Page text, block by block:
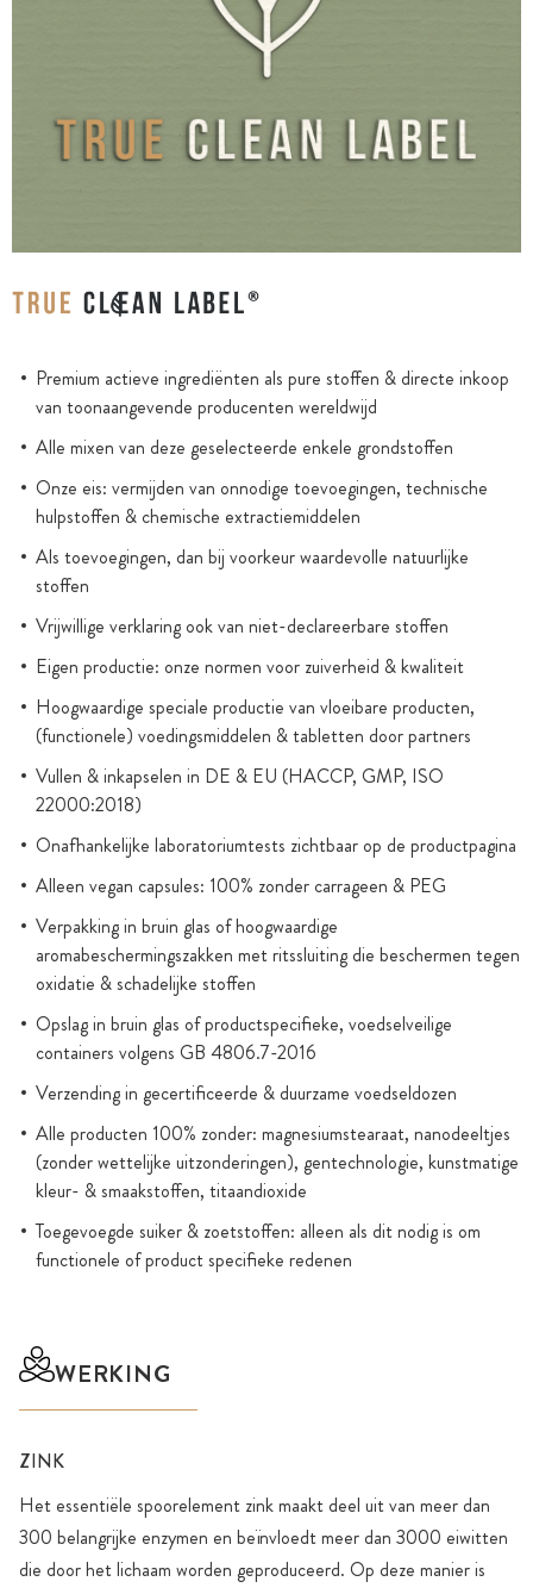
Premium actieve ingrediënten als pure stoffen & directe inkoop
van toonaangevende producenten wereldwijd
Alle mixen van deze geselecteerde enkele grondstoffen
Onze eis: vermijden van onnodige toevoegingen, technische
hulpstoffen & chemische extractiemiddelen
Als toevoegingen, dan bij voorkeur waardevolle natuurlijke
stoffen
Vrijwillige verklaring ook van niet-declareerbare stoffen
Eigen productie: onze normen voor zuiverheid & kwaliteit
Hoogwaardige speciale productie van vloeibare producten,
(functionele) voedingsmiddelen & tabletten door partners
Vullen & inkapselen in DE & EU (HACCP, GMP, ISO
22000:2018)
Onafhankelijke laboratoriumtests zichtbaar op de productpagina
Alleen vegan capsules: 100% zonder carrageen & PEG
Verpakking in bruin glas of hoogwaardige
aromabeschermingszakken met ritssluiting die beschermen tegen
oxidatie & schadelijke stoffen
Opslag in bruin glas of productspecifieke, voedselveilige
containers volgens GB 4806.7-2016
Verzending in gecertificeerde & duurzame voedseldozen
Alle producten 100% zonder: magnesiumstearaat, nanodeeltjes
(zonder wettelijke uitzonderingen), gentechnologie, kunstmatige
kleur- & smaakstoffen, titaandioxide
Toegevoegde suiker & zoetstoffen: alleen als dit nodig is om
functionele of product specifieke redenen
WERKING
ZINK
Het essentiële spoorelement zink maakt deel uit van meer dan
300 belangrijke enzymen en beïnvloedt meer dan 3000 eiwitten
die door het lichaam worden geproduceerd. Op deze manier is